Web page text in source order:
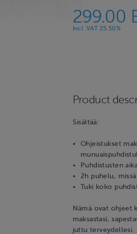
299.00
Incl. VAT 25.50%
Product
Sisältää:
Ohjeistukset
Puhdistusten
2h puhelu,
Tuki koko
Nämä ovat ohjeet
maksastasi,
juttu terveydellesi.